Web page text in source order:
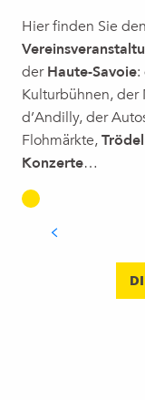
Hier finden Sie
derHaute-Savoie:
Kulturbühnen, der
d’Andilly, der
Flohmärkte,
Konzerte…
GUITARE